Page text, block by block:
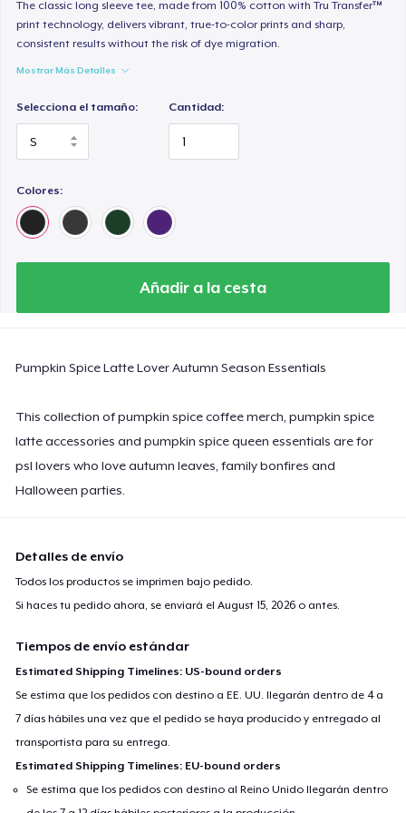
The classic long sleeve tee, made from 100% cotton with Tru Transfer™
print technology, delivers vibrant, true-to-color prints and sharp,
consistent results without the risk of dye migration.
Mostrar Más Detalles
Selecciona el tamaño: Cantidad:
Colores:
Añadir a la cesta
Pumpkin Spice Latte Lover Autumn Season Essentials
This collection of pumpkin spice coffee merch, pumpkin spice
latte accessories and pumpkin spice queen essentials are for
psl lovers who love autumn leaves, family bonfires and
Halloween parties.
Detalles de envío
Todos los productos se imprimen bajo pedido.
Si haces tu pedido ahora, se enviará elAugust 15, 2026 o antes.
Tiempos de envío estándar
Estimated Shipping Timelines: US-bound orders
Se estima que los pedidos con destino a EE. UU. llegarán dentro de 4 a
7 días hábiles una vez que el pedido se haya producido y entregado al
transportista para su entrega.
Estimated Shipping Timelines: EU-bound orders
Se estima que los pedidos con destino al Reino Unido llegarán dentro
Heavy Tee
44,99 US$
Tru transfer Printed Premium Tee
Tru Transfer Printed Classic Tee
24,99 US$
Classic Long Sleeve Tee
24,99 US$